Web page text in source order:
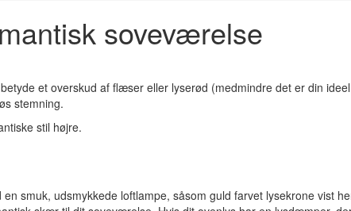
soveværelse
et overskud af flæser eller lyserød (medmindre det er din
stemning.
stil højre.
smuk, udsmykkede loftlampe, såsom guld farvet lysekrone vist